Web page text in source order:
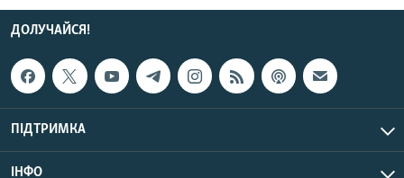
ДОЛУЧАЙСЯ!
ПІДТРИМКА
ІНФО